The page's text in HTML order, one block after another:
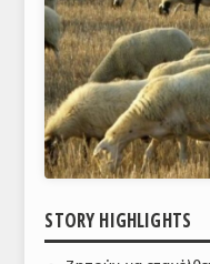
ΚΟΣΜΟΣ
ΕΙΔΗΣΕΙΣ
ΕΥΡΩΠΑΪΚΕΣ ΑΠΟΦΑΣΕΙΣ
ΘΕΜΑΤΑ
ΕΜΠΟΡΙΚΟΣ ΚΑΤΑΛΟΓΟΣ
STORY HIGHLIGHTS